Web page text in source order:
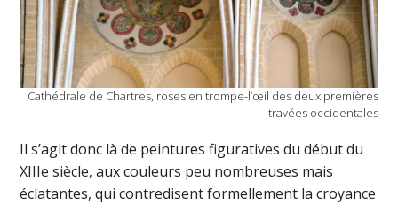
Cathédrale de Chartres, roses en trompe-l’œil des deux premières
travées occidentales
Il s’agit donc là de peintures figuratives du début du
XIIIe siècle, aux couleurs peu nombreuses mais
éclatantes, qui contredisent formellement la croyance